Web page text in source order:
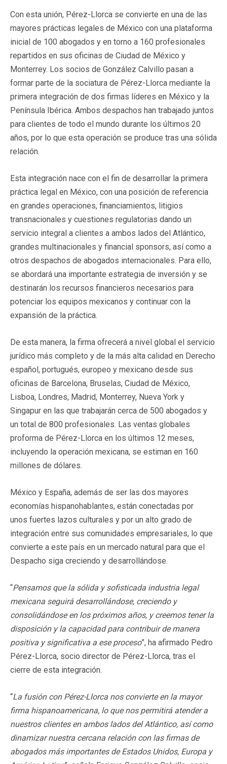
Con esta unión, Pérez-Llorca se convierte en una de las
mayores prácticas legales de México con una plataforma
inicial de 100 abogados y en torno a 160 profesionales
repartidos en sus oficinas de Ciudad de México y
Monterrey. Los socios de González Calvillo pasan a
formar parte de la sociatura de Pérez-Llorca mediante la
primera integración de dos firmas líderes en México y la
Península Ibérica. Ambos despachos han trabajado juntos
para clientes de todo el mundo durante los últimos 20
años, por lo que esta operación se produce tras una sólida
relación.
Esta integración nace con el fin de desarrollar la primera
práctica legal en México, con una posición de referencia
en grandes operaciones, financiamientos, litigios
transnacionales y cuestiones regulatorias dando un
servicio integral a clientes a ambos lados del Atlántico,
grandes multinacionales y financial sponsors, así como a
otros despachos de abogados internacionales. Para ello,
se abordará una importante estrategia de inversión y se
destinarán los recursos financieros necesarios para
potenciar los equipos mexicanos y continuar con la
expansión de la práctica.
De esta manera, la firma ofrecerá a nivel global el servicio
jurídico más completo y de la más alta calidad en Derecho
español, portugués, europeo y mexicano desde sus
oficinas de Barcelona, Bruselas, Ciudad de México,
Lisboa, Londres, Madrid, Monterrey, Nueva York y
Singapur en las que trabajarán cerca de 500 abogados y
un total de 800 profesionales. Las ventas globales
proforma de Pérez-Llorca en los últimos 12 meses,
incluyendo la operación mexicana, se estiman en 160
millones de dólares.
México y España, además de ser las dos mayores
economías hispanohablantes, están conectadas por
unos fuertes lazos culturales y por un alto grado de
integración entre sus comunidades empresariales, lo que
convierte a este país en un mercado natural para que el
Despacho siga creciendo y desarrollándose.
“Pensamos que la sólida y sofisticada industria legal
mexicana seguirá desarrollándose, creciendo y
consolidándose en los próximos años, y creemos tener la
disposición y la capacidad para contribuir de manera
positiva y significativa a ese proceso”, ha afirmado Pedro
Pérez-Llorca, socio director de Pérez-Llorca, tras el
cierre de esta integración.
“La fusión con Pérez-Llorca nos convierte en la mayor
firma hispanoamericana, lo que nos permitirá atender a
nuestros clientes en ambos lados del Atlántico, así como
dinamizar nuestra cercana relación con las firmas de
abogados más importantes de Estados Unidos, Europa y